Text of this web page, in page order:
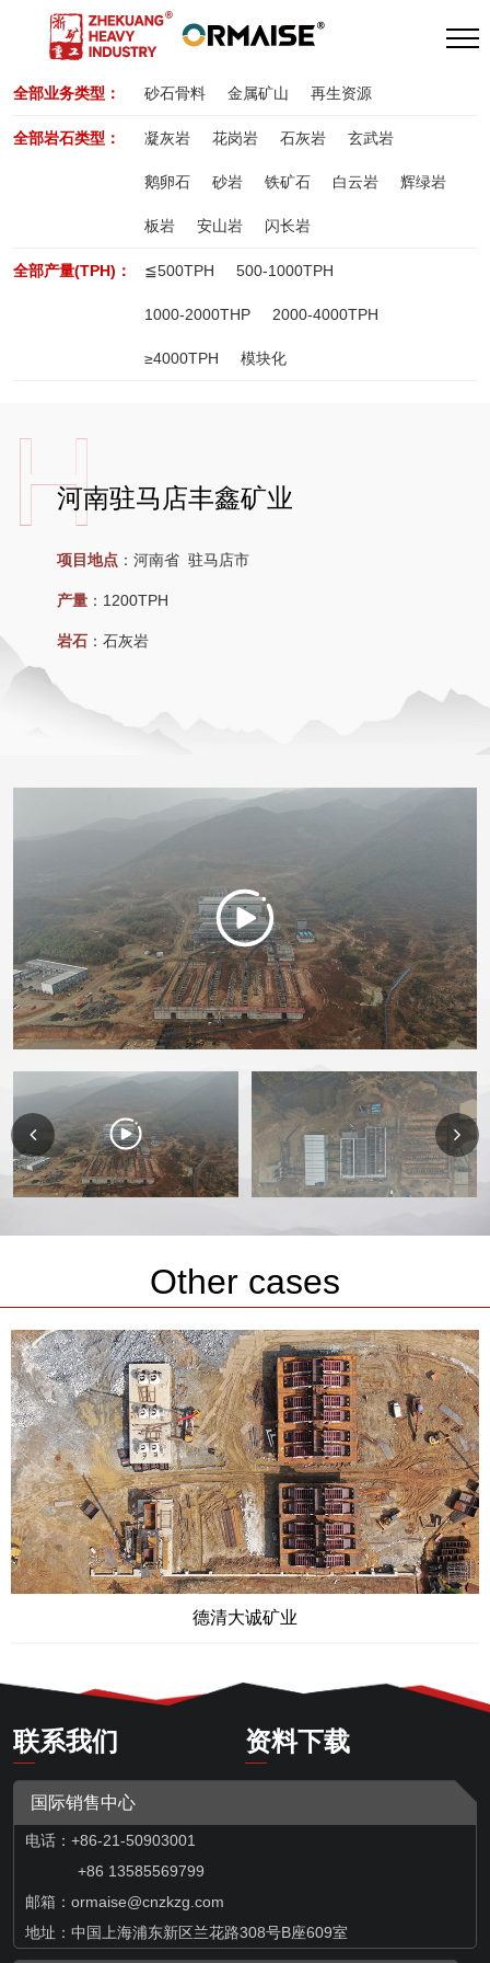
全部业务类型： 砂石骨料 金属矿山 再生资源
全部岩石类型： 凝灰岩 花岗岩 石灰岩 玄武岩
鹅卵石 砂岩 铁矿石 白云岩 辉绿岩
板岩 安山岩 闪长岩
全部产量(TPH)： ≦500TPH 500-1000TPH
1000-2000THP 2000-4000TPH
≥4000TPH 模块化
河南驻马店丰鑫矿业
项目地点 ： 河南省 驻马店市
产量 ： 1200TPH
岩石 ： 石灰岩
Other cases
德清大诚矿业
联系我们 资料下载
国际销售中心
电话：+86-21-50903001
+86 13585569799
邮箱： ormaise@cnzkzg.com
地址：中国上海浦东新区兰花路308号B座609室